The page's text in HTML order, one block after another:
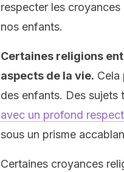
respecter les
nos enfants.
Certaines religions
aspects de la vie. Cela
des enfants. Des sujets
avec un profond respect
sous un prisme
Certaines croyances